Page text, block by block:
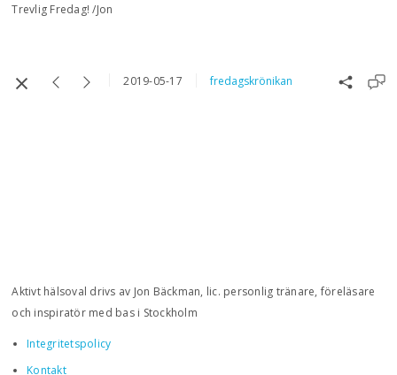
Trevlig Fredag! /Jon
2019-05-17 fredagskrönikan
Aktivt hälsoval drivs av Jon Bäckman, lic. personlig tränare, föreläsare
och inspiratör med bas i Stockholm
Integritetspolicy
Kontakt